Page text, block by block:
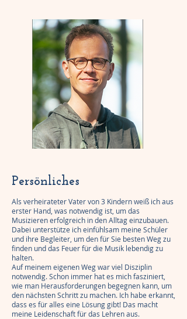
Werkzeugen für ein erfolgreiches Leben.
Persönliches
Als verheirateter Vater von 3 Kindern weiß ich aus
erster Hand, was notwendig ist, um das
Musizieren erfolgreich in den Alltag einzubauen.
Dabei unterstütze ich einfühlsam meine Schüler
und ihre Begleiter, um den für Sie besten Weg zu
finden und das Feuer für die Musik lebendig zu
halten.
Auf meinem eigenen Weg war viel Disziplin
notwendig. Schon immer hat es mich fasziniert,
wie man Herausforderungen begegnen kann, um
den nächsten Schritt zu machen. Ich habe erkannt,
dass es für alles eine Lösung gibt! Das macht
meine Leidenschaft für das Lehren aus.